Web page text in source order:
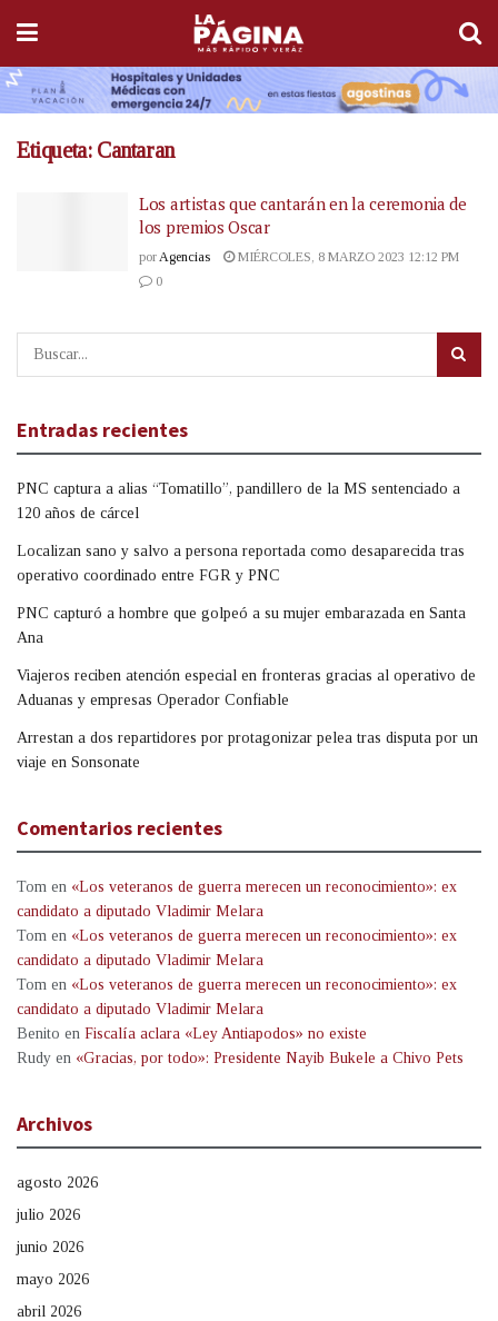
Etiqueta: Cantaran
Los artistas que cantarán en la ceremonia de
los premios Oscar
por Agencias
MIÉRCOLES, 8 MARZO 2023 12:12 PM
0
Entradas recientes
PNC captura a alias “Tomatillo”, pandillero de la MS sentenciado a
120 años de cárcel
Localizan sano y salvo a persona reportada como desaparecida tras
operativo coordinado entre FGR y PNC
PNC capturó a hombre que golpeó a su mujer embarazada en Santa
Ana
Viajeros reciben atención especial en fronteras gracias al operativo de
Aduanas y empresas Operador Confiable
Arrestan a dos repartidores por protagonizar pelea tras disputa por un
viaje en Sonsonate
Comentarios recientes
Tom en «Los veteranos de guerra merecen un reconocimiento»: ex
candidato a diputado Vladimir Melara
Tom en «Los veteranos de guerra merecen un reconocimiento»: ex
candidato a diputado Vladimir Melara
Tom en «Los veteranos de guerra merecen un reconocimiento»: ex
candidato a diputado Vladimir Melara
Benito en Fiscalía aclara «Ley Antiapodos» no existe
Rudy en «Gracias, por todo»: Presidente Nayib Bukele a Chivo Pets
Archivos
agosto 2026
julio 2026
junio 2026
mayo 2026
abril 2026